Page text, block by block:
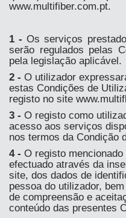
www.multifiber.com.pt.
1 - Os serviços
serão regulados pelas
pela legislação aplicável.
2 - O utilizador
estas Condições de
registo no site
3 - O registo como
acesso aos serviços
nos termos da Condição
4 - O registo
efectuado através da
site, dos dados de
pessoa do utilizador,
de compreensão e
conteúdo das presentes